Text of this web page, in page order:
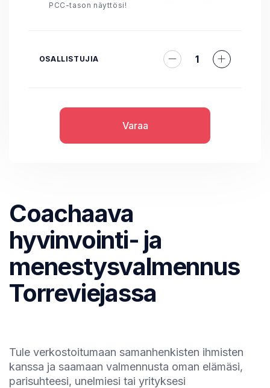
Coachaava
hyvinvointi- ja
menestysvalmennus
Torreviejassa
Tule verkostoitumaan samanhenkisten ihmisten
kanssa ja saamaan valmennusta oman elämäsi,
parisuhteesi, unelmiesi tai yrityksesi
PCC-tason näyttösi!
OSALLISTUJIA 1
Varaa